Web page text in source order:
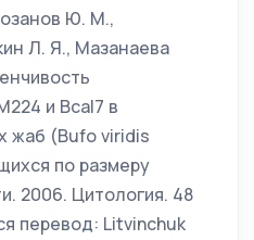
Ю. М.,
Л. Я., Мазанаева
и Bcal7 в
жаб (Bufo viridis
по размеру
2006. Цитология. 48
перевод: Litvinchuk